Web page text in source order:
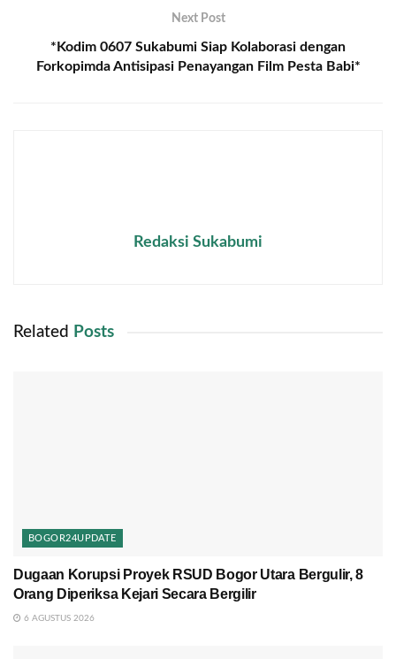
Next Post
*Kodim 0607 Sukabumi Siap Kolaborasi dengan
Forkopimda Antisipasi Penayangan Film Pesta Babi*
Redaksi Sukabumi
Related Posts
BOGOR24UPDATE
Dugaan Korupsi Proyek RSUD Bogor Utara Bergulir, 8
Orang Diperiksa Kejari Secara Bergilir
6 AGUSTUS 2026